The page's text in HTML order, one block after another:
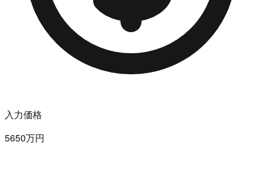
入力価格
5650万円